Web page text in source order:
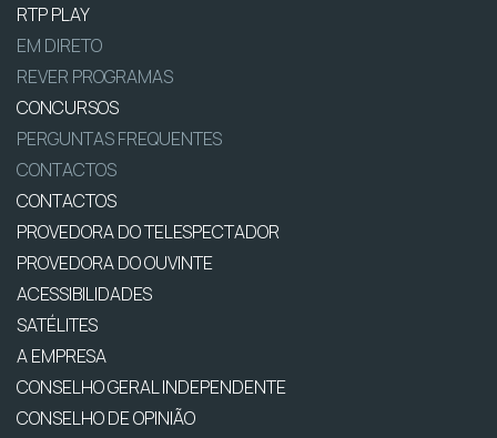
RTP PLAY
EM DIRETO
REVER PROGRAMAS
CONCURSOS
PERGUNTAS FREQUENTES
CONTACTOS
CONTACTOS
PROVEDORA DO TELESPECTADOR
PROVEDORA DO OUVINTE
ACESSIBILIDADES
SATÉLITES
A EMPRESA
CONSELHO GERAL INDEPENDENTE
CONSELHO DE OPINIÃO